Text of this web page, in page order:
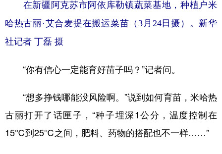
在新疆阿克苏市阿依库勒镇蔬菜基地，种植户米
哈热古丽·艾合麦提在搬运菜苗（3月24日摄）。新华
社记者 丁磊 摄
“你有信心一定能育好苗子吗？”记者问。
“想多挣钱哪能没风险啊。”说到如何育苗，米哈热
古丽打开了话匣子，“种子埋深1公分，温度控制在
15℃到25℃之间，肥料、药物的搭配也不一样……”